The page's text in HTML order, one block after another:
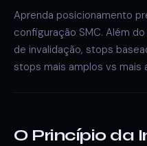
Aprenda posicionamento
configuração SMC. Além
de invalidação, stops
stops mais amplos vs mais
O Princípio da